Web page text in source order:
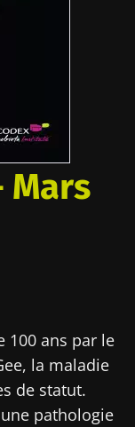
Mars
100 ans par le
la maladie
de statut.
pathologie